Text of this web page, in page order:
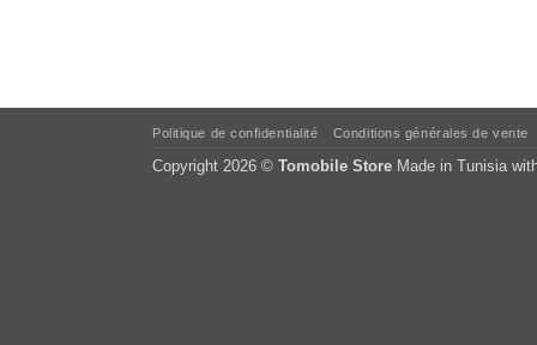
Politique de confidentialité Conditions générales de vente
Copyright 2026 © Tomobile Store Made in Tunisia